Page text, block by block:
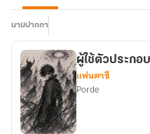
นามปากกา
ผู้ใช้ตัวประกอ
แฟนตาซี
Porde